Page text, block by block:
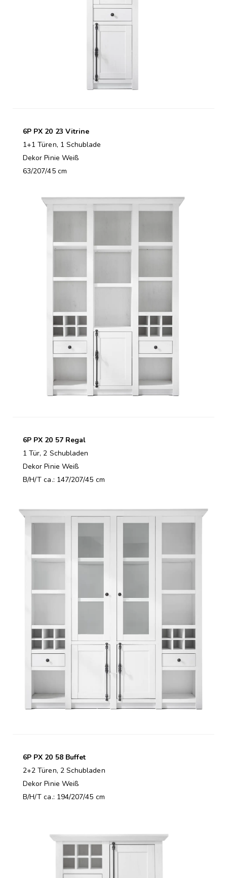
6P PX 20 23 Vitrine
1+1 Türen, 1 Schublade
Dekor Pinie Weiß
63/207/45 cm
6P PX 20 57 Regal
1 Tür, 2 Schubladen
Dekor Pinie Weiß
B/H/T ca.: 147/207/45 cm
6P PX 20 58 Buffet
2+2 Türen, 2 Schubladen
Dekor Pinie Weiß
B/H/T ca.: 194/207/45 cm